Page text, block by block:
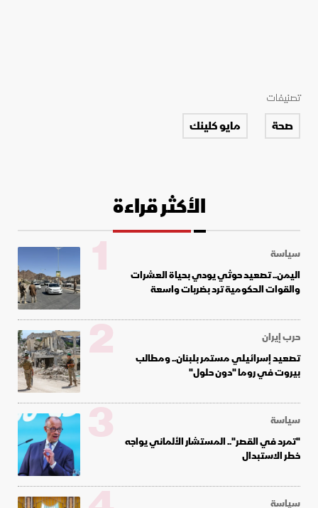
تصنيفات
صحة مايو كلينك
الأكثر قراءة
سياسة
اليمن.. تصعيد حوثي يودي بحياة العشرات
والقوات الحكومية ترد بضربات واسعة
1
حرب إيران
تصعيد إسرائيلي مستمر بلبنان.. ومطالب
بيروت في روما "دون حلول"
2
سياسة
"تمرد في القصر".. المستشار الألماني يواجه
خطر الاستبدال
3
سياسة